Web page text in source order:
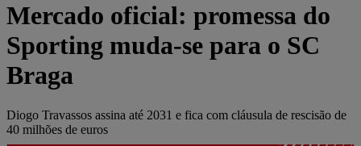
Mercado oficial: promessa do
Sporting muda-se para o SC
Braga
Diogo Travassos assina até 2031 e fica com cláusula de rescisão de
40 milhões de euros